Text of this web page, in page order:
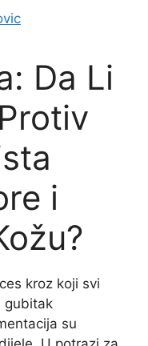
Da Li
i
kroz koji svi
gubitak
su